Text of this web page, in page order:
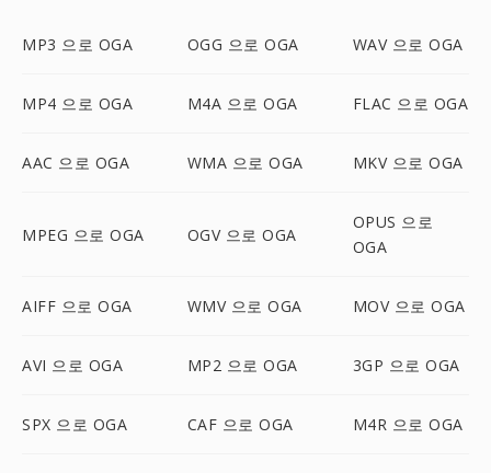
MP3 으로 OGA OGG 으로 OGA WAV 으로 OGA
MP4 으로 OGA M4A 으로 OGA FLAC 으로 OGA
AAC 으로 OGA WMA 으로 OGA MKV 으로 OGA
MPEG 으로 OGA OGV 으로 OGA
OPUS 으로
OGA
AIFF 으로 OGA WMV 으로 OGA MOV 으로 OGA
AVI 으로 OGA MP2 으로 OGA 3GP 으로 OGA
SPX 으로 OGA CAF 으로 OGA M4R 으로 OGA